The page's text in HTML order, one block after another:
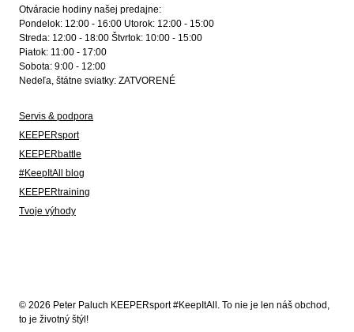
Otváracie hodiny našej predajne:
Pondelok: 12:00 - 16:00 Utorok: 12:00 - 15:00
Streda: 12:00 - 18:00 Štvrtok: 10:00 - 15:00
Piatok: 11:00 - 17:00
Sobota: 9:00 - 12:00
Nedeľa, štátne sviatky: ZATVORENÉ
Servis & podpora
KEEPERsport
KEEPERbattle
#KeepItAll blog
KEEPERtraining
Tvoje výhody
© 2026 Peter Paluch KEEPERsport #KeepItAll. To nie je len náš obchod,
to je životný štýl!